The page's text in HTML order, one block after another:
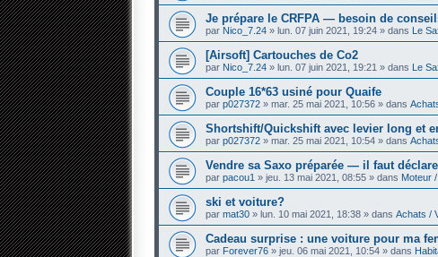
Je prépare le CRFPA — besoin de
par Nico_7.24 » lun. 07 juin 2021, 19:24 » dans Le
[Airsoft] Cartouches de Co2
par Nico_7.24 » lun. 07 juin 2021, 19:21 » dans Le
Couple 16*63 usiné pour Quaife
par p027372 » mar. 25 mai 2021, 10:56 » dans
Shortshift/Quickshift avec levier long et
par p027372 » mar. 25 mai 2021, 10:54 » dans
Vendre sa Saxo préparée — il faut
par pacou1 » jeu. 13 mai 2021, 08:55 » dans Moteur
ski et voiture?
par mat30 » lun. 10 mai 2021, 18:38 » dans Achats /
Cadeau surprise : une voiture pour ma
par Forever76 » jeu. 06 mai 2021, 10:54 » dans